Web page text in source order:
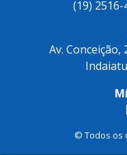
(19)
Av.